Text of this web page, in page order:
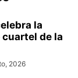
la
de la
2026